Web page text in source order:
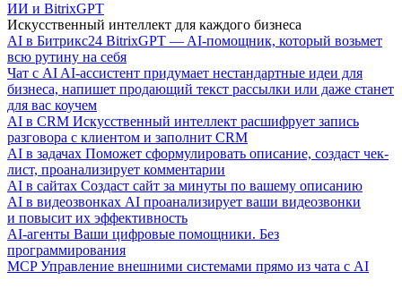
ИИ и BitrixGPT
Искусственный интеллект для каждого бизнеса
AI в Битрикс24 BitrixGPT — AI-помощник, который возьмет
всю рутину на себя
Чат с AI AI-ассистент придумает нестандартные идеи для
бизнеса, напишет продающий текст рассылки или даже станет
для вас коучем
AI в CRM Искусственный интеллект расшифрует запись
разговора с клиентом и заполнит CRM
AI в задачах Поможет сформулировать описание, создаст чек-
лист, проанализирует комментарии
AI в сайтах Создаст сайт за минуты по вашему описанию
AI в видеозвонках AI проанализирует ваши видеозвонки
и повысит их эффективность
AI-агенты Ваши цифровые помощники. Без
программирования
MCP Управление внешними системами прямо из чата с AI